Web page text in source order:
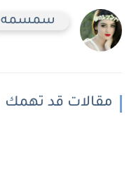
سمسمه
مقالات قد تهمك